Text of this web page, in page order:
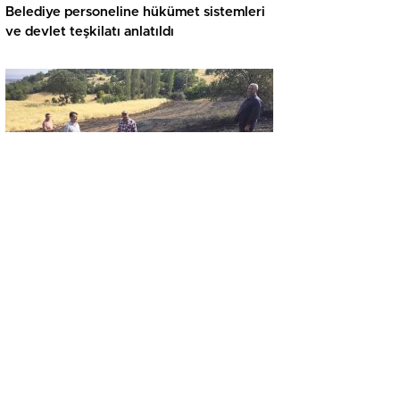
Belediye personeline hükümet sistemleri
ve devlet teşkilatı anlatıldı